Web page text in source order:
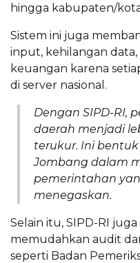
hingga kabupaten/
Sistem ini juga
input, kehilangan
keuangan karena
di server nasional.
Dengan SIPD-RI,
daerah menjadi
terukur. Ini
Jombang dalam
pemerintahan
menegaskan.
Selain itu, SIPD-RI
memudahkan audit
seperti Badan